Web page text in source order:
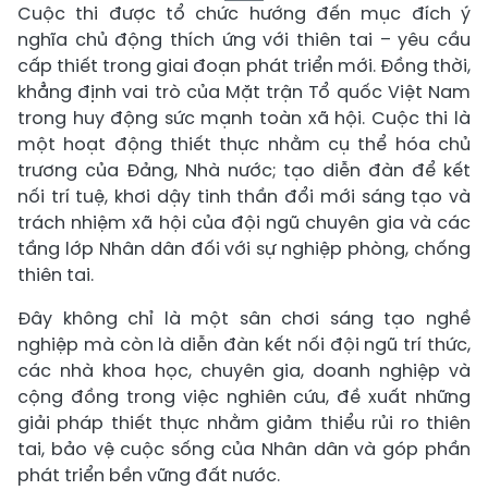
Cuộc thi được tổ chức hướng đến mục đích ý
nghĩa chủ động thích ứng với thiên tai – yêu cầu
cấp thiết trong giai đoạn phát triển mới. Đồng thời,
khẳng định vai trò của Mặt trận Tổ quốc Việt Nam
trong huy động sức mạnh toàn xã hội. Cuộc thi là
một hoạt động thiết thực nhằm cụ thể hóa chủ
trương của Đảng, Nhà nước; tạo diễn đàn để kết
nối trí tuệ, khơi dậy tinh thần đổi mới sáng tạo và
trách nhiệm xã hội của đội ngũ chuyên gia và các
tầng lớp Nhân dân đối với sự nghiệp phòng, chống
thiên tai.
Đây không chỉ là một sân chơi sáng tạo nghề
nghiệp mà còn là diễn đàn kết nối đội ngũ trí thức,
các nhà khoa học, chuyên gia, doanh nghiệp và
cộng đồng trong việc nghiên cứu, đề xuất những
giải pháp thiết thực nhằm giảm thiểu rủi ro thiên
tai, bảo vệ cuộc sống của Nhân dân và góp phần
phát triển bền vững đất nước.